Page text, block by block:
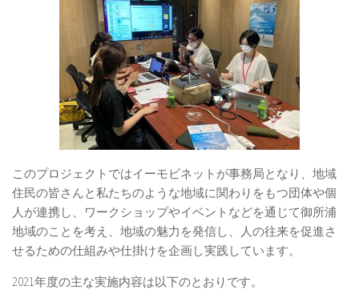
このプロジェクトではイーモビネットが事務局となり、地域
住民の皆さんと私たちのような地域に関わりをもつ団体や個
人が連携し、ワークショップやイベントなどを通じて御所浦
地域のことを考え、地域の魅力を発信し、人の往来を促進さ
せるための仕組みや仕掛けを企画し実践しています。
2021年度の主な実施内容は以下のとおりです。